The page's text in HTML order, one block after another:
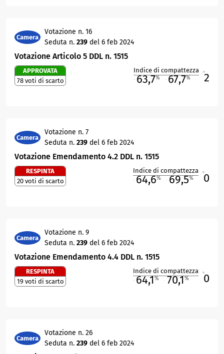
Camera
Votazione n. 16
Seduta n. 239 del 6 feb 2024
Votazione Articolo 5 DDL n. 1515
APPROVATA
78 voti di scarto
Indice di compattezza
63,7% 67,7% 2
Camera
Votazione n. 7
Seduta n. 239 del 6 feb 2024
Votazione Emendamento 4.2 DDL n. 1515
RESPINTA
20 voti di scarto
Indice di compattezza
64,6% 69,5% 0
Camera
Votazione n. 9
Seduta n. 239 del 6 feb 2024
Votazione Emendamento 4.4 DDL n. 1515
RESPINTA
19 voti di scarto
Indice di compattezza
64,1% 70,1% 0
Camera
Votazione n. 26
Seduta n. 239 del 6 feb 2024